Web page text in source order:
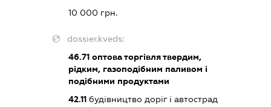
10 000 грн.
dossier.kveds:
46.71 оптова торгівля твердим,
рідким, газоподібним паливом і
подібними продуктами
42.11 будівництво доріг і автострад